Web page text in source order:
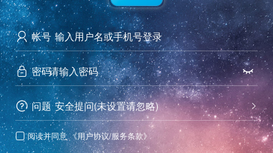
 帐号
 密码 
 问题 
安全提问(未设置请忽略)
 阅读并同意 《用户协议/服务条款》